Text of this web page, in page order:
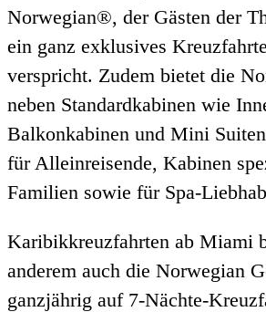
Norwegian®, der Gästen der
ein ganz exklusives
verspricht. Zudem bietet die
neben Standardkabinen wie
Balkonkabinen und Mini
für Alleinreisende, Kabinen
Familien sowie für Spa-
Karibikkreuzfahrten ab Miami
anderem auch die Norwegian
ganzjährig auf 7-Nächte-